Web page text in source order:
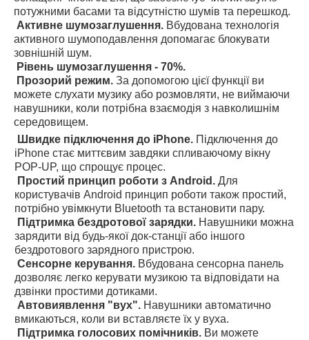
потужними басами та відсутністю шумів та перешкод.
Активне шумозаглушення. Вбудована технологія
активного шумоподавлення допомагає блокувати
зовнішній шум.
Рівень шумозаглушення - 70%.
Прозорий режим. За допомогою цієї функції ви
можете слухати музику або розмовляти, не виймаючи
навушники, коли потрібна взаємодія з навколишнім
середовищем.
Швидке підключення до iPhone. Підключення до
iPhone стає миттєвим завдяки спливаючому вікну
POP-UP, що спрощує процес.
Простий принцип роботи з Android. Для
користувачів Android принцип роботи також простий,
потрібно увімкнути Bluetooth та встановити пару.
Підтримка бездротової зарядки. Навушники можна
зарядити від будь-якої док-станції або іншого
бездротового зарядного пристрою.
Сенсорне керування. Вбудована сенсорна панель
дозволяє легко керувати музикою та відповідати на
дзвінки простими дотиками.
Автовиявлення "вух". Навушники автоматично
вмикаються, коли ви вставляєте їх у вуха.
Підтримка голосових помічників. Ви можете